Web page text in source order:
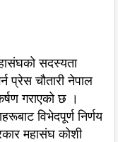
सदस्यता
प्रेस चौतारी नेपाल
गराएको छ ।
विभेदपूर्ण निर्णय
महासंघ कोशी